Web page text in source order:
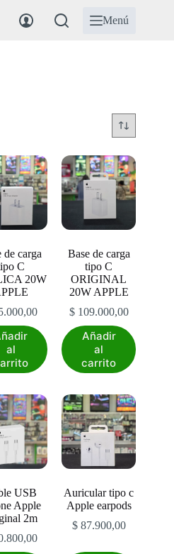
Menú
de carga
C
20W
al
Base de carga
tipo C
ORIGINAL
20W APPLE
$109.000,00
Añadir
al
carrito
USB
Apple
2m
Auricular tipo c
Apple earpods
$87.900,00